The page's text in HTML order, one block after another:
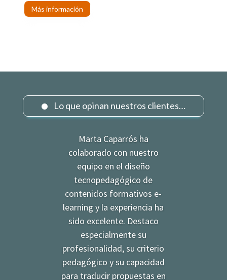
Más información
Lo que opinan nuestros clientes…
Marta Caparrós ha
colaborado con nuestro
equipo en el diseño
tecnopedagógico de
contenidos formativos e-
learning y la experiencia ha
sido excelente. Destaco
especialmente su
profesionalidad, su criterio
pedagógico y su capacidad
para traducir propuestas en